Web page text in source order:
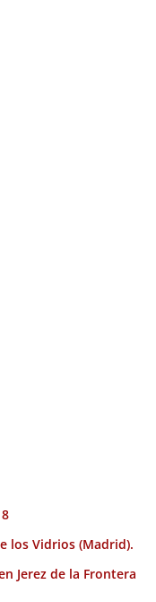
los Vidrios (Madrid).
Jerez de la Frontera